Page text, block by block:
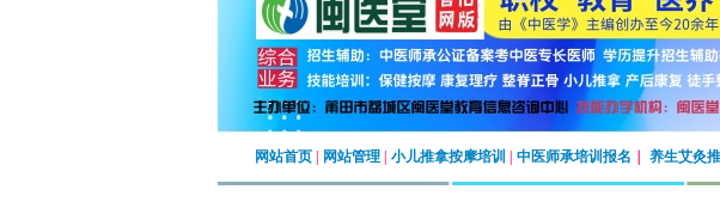
网站首页 网站管理 小儿推拿按摩培训 中医师承培训报名 养生艾灸